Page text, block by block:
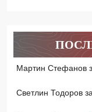
Мартин Стефанов
Светлин Тодоров за